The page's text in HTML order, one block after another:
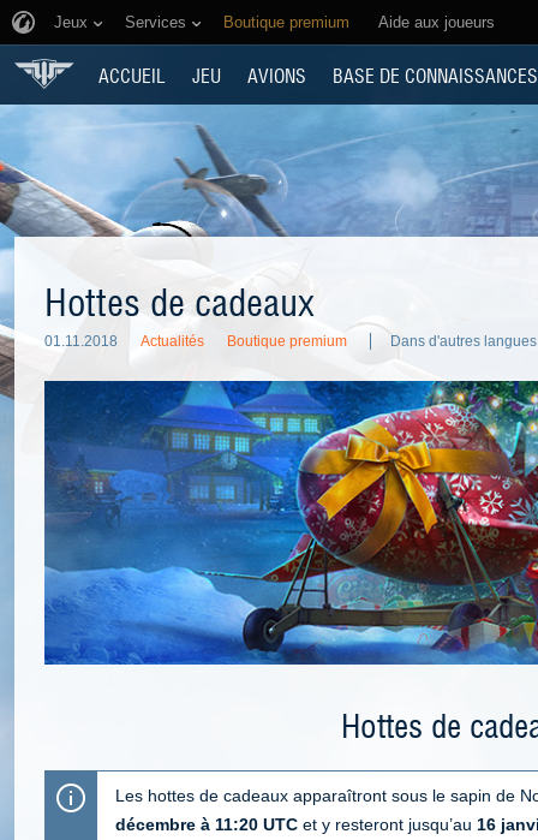
Jeux Services Boutique premium Aide aux joueurs
ACCUEIL JEU AVIONS BASE DE CONNAISSANCES
Hottes de cadeaux
01.11.2018 Actualités Boutique premium Dans d'autres
Hottes de
Les hottes de cadeaux apparaîtront sous le sapin de
décembre à 11:20 UTC et y resteront jusqu’au 16